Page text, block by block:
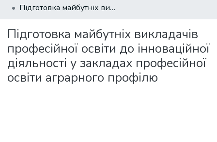
Пошук за критеріями
Статистика
Підготовка майбутніх викладачів професійної освіти до інноваційної діяльності у закладах професійної освіти аграрного профілю
Підготовка майбутніх викладачів
професійної освіти до інноваційної
діяльності у закладах професійної
освіти аграрного профілю